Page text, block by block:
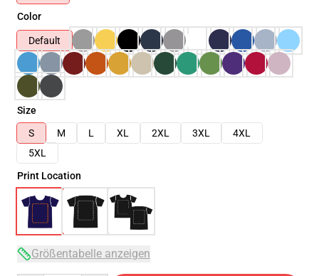
Color
Default
Size
S
M L XL 2XL 3XL
4XL
5XL
Print Location
Größentabelle anzeigen